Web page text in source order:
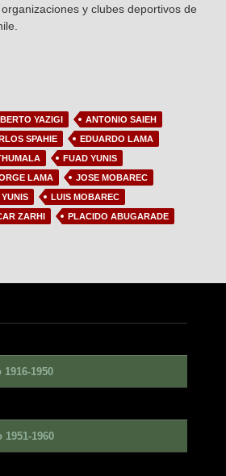
y clubes deportivos de
N°6: Primeras Olimpiadas Árabes
YAZIGI
ANTONIO SAIEH
SPAHIE
EDUARDO LAMA
FUAD YUNIS
LAMA
JOSE MOBAREC
LUIS MOBAREC
ZARHI
PLACIDO ABUGARADE
1950
1951-1960